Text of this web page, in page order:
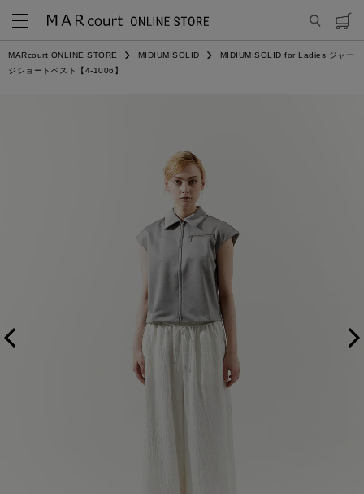
MARcourt ONLINE STORE MIDIUMISOLID
MIDIUMISOLID for Ladies ジャー
ジショートベスト【4-1006】